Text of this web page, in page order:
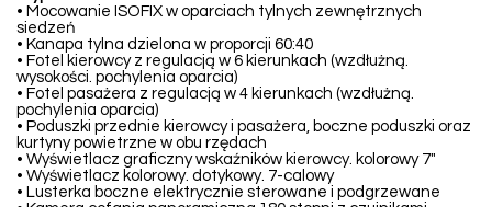
• Mocowanie ISOFIX w oparciach tylnych zewnętrznych
siedzeń
• Kanapa tylna dzielona w proporcji 60:40
• Fotel kierowcy z regulacją w 6 kierunkach (wzdłużną.
wysokości. pochylenia oparcia)
• Fotel pasażera z regulacją w 4 kierunkach (wzdłużną.
pochylenia oparcia)
• Poduszki przednie kierowcy i pasażera, boczne poduszki oraz
kurtyny powietrzne w obu rzędach
• Wyświetlacz graficzny wskaźników kierowcy. kolorowy 7"
• Wyświetlacz kolorowy. dotykowy. 7-calowy
• Lusterka boczne elektrycznie sterowane i podgrzewane